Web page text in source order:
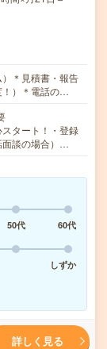
＊見積書・報告
！）＊電話の…
タート！・登録
面談の場合）…
50代
60代
しずか
詳しく見る